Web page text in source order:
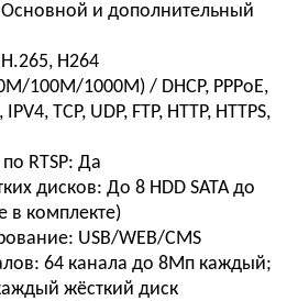
Основной и дополнительный
H.265, H264
100М/1000M) / DHCP, PPPoE,
TCP, UDP, FTP, HTTP, HTTPS,
RTSP: Да
дисков: До 8 HDD SATA до
в комплекте)
USB/WEB/CMS
64 канала до 8Мп каждый;
жёсткий диск